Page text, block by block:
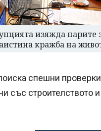
изяжда парите
кражба на
спешни проверки
със строителството